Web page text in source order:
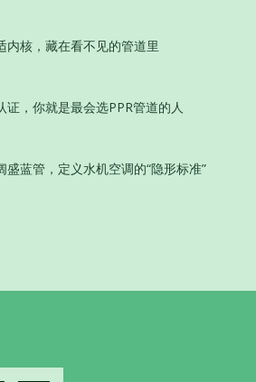
内核，藏在看不见的管道里
证，你就是最会选PPR管道的人
盛蓝管，定义水机空调的“隐形标准”